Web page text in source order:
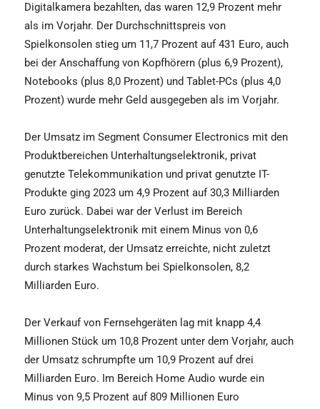
Digitalkamera bezahlten, das waren 12,9 Prozent mehr
als im Vorjahr. Der Durchschnittspreis von
Spielkonsolen stieg um 11,7 Prozent auf 431 Euro, auch
bei der Anschaffung von Kopfhörern (plus 6,9 Prozent),
Notebooks (plus 8,0 Prozent) und Tablet-PCs (plus 4,0
Prozent) wurde mehr Geld ausgegeben als im Vorjahr.
Der Umsatz im Segment Consumer Electronics mit den
Produktbereichen Unterhaltungselektronik, privat
genutzte Telekommunikation und privat genutzte IT-
Produkte ging 2023 um 4,9 Prozent auf 30,3 Milliarden
Euro zurück. Dabei war der Verlust im Bereich
Unterhaltungselektronik mit einem Minus von 0,6
Prozent moderat, der Umsatz erreichte, nicht zuletzt
durch starkes Wachstum bei Spielkonsolen, 8,2
Milliarden Euro.
Der Verkauf von Fernsehgeräten lag mit knapp 4,4
Millionen Stück um 10,8 Prozent unter dem Vorjahr, auch
der Umsatz schrumpfte um 10,9 Prozent auf drei
Milliarden Euro. Im Bereich Home Audio wurde ein
Minus von 9,5 Prozent auf 809 Millionen Euro